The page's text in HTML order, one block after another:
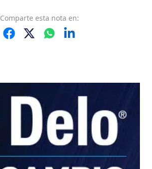
Comparte esta nota en: